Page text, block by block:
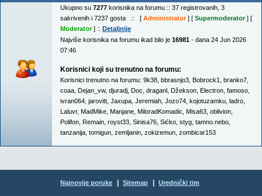
Ukupno su 7277 korisnika na forumu :: 37 registrovanih, 3
sakrivenih i 7237 gosta :: [ Administrator] [ Supermoderator] [
Moderator] :: Detaljnije
Najviše korisnika na forumu ikad bilo je 16981 - dana 24 Jun 2026
07:46
Korisnici koji su trenutno na forumu:
Korisnici trenutno na forumu: 9k38 bbrasnjo3 Bobrock1 branko7
coaa Dejan_vw, djuradj Doc draganl Džekson Electron famoso
ivran064 jarovitt Jaxupa Jeremiah Jozo74 kojotuzamku ladro
Laluvr, MadMike Manjane MiloradKomadic Misa63 oblivion
Polifon Remain royst33 Sinisa76 Sićko styg tamno.nebo
tanzanija tomigun zemljanin zokizemun zombicar153
Najnovije poruke Sitemap Urednički tim